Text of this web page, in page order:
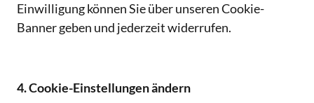
Einwilligung können Sie über unseren Cookie-
Banner geben und jederzeit widerrufen.
4. Cookie-Einstellungen ändern